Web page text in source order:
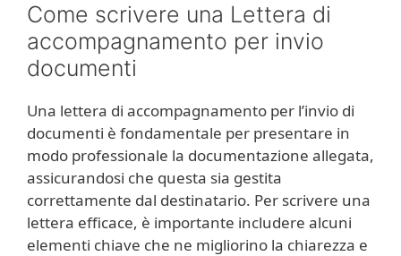
Come scrivere una Lettera di
accompagnamento per invio
documenti
Una lettera di accompagnamento per l’invio di
documenti è fondamentale per presentare in
modo professionale la documentazione allegata,
assicurandosi che questa sia gestita
correttamente dal destinatario. Per scrivere una
lettera efficace, è importante includere alcuni
elementi chiave che ne migliorino la chiarezza e